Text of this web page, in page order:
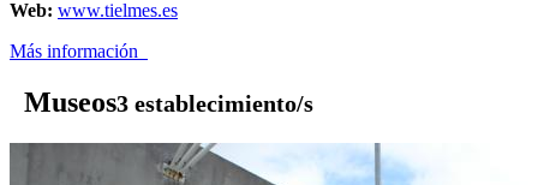
Web: www.tielmes.es
Más información
Museos3 establecimiento/s